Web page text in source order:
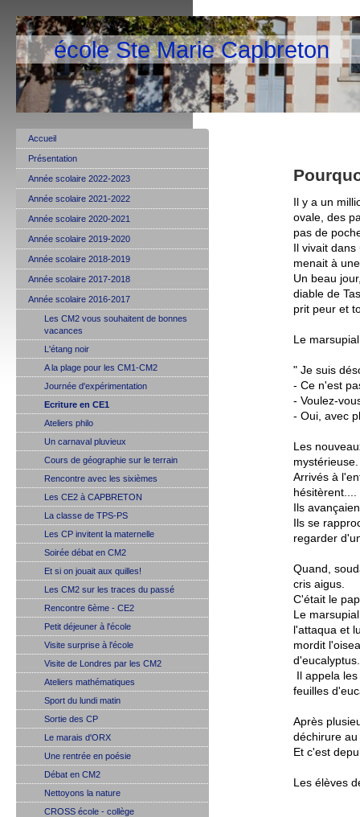
école Ste Marie Capbreton
Il y a un
ovale, des
pas de
Il vivait
menait à
Un beau
diable de
prit peur et
Le
" Je suis
- Ce n'est
- Voulez-
- Oui, avec
Les
mystérieuse.
Arrivés à
Ils
Ils se
regarder
Quand,
cris aigus.
C'était le
Le
l'attaqua et
mordit
d'eucalyptus.
Il appela
feuilles
Après
déchirure
Et c'est
Les élèves
Accueil
Présentation
Année scolaire 2022-2023
Année scolaire 2021-2022
Année scolaire 2020-2021
Année scolaire 2019-2020
Année scolaire 2018-2019
Année scolaire 2017-2018
Année scolaire 2016-2017
Les CM2 vous souhaitent de bonnes
vacances
L'étang noir
A la plage pour les CM1-CM2
Journée d'expérimentation
Ecriture en CE1
Ateliers philo
Un carnaval pluvieux
Cours de géographie sur le terrain
Rencontre avec les sixièmes
Les CE2 à CAPBRETON
La classe de TPS-PS
Les CP invitent la maternelle
Soirée débat en CM2
Et si on jouait aux quilles!
Les CM2 sur les traces du passé
Rencontre 6ème - CE2
Petit déjeuner à l'école
Visite surprise à l'école
Visite de Londres par les CM2
Ateliers mathématiques
Sport du lundi matin
Sortie des CP
Le marais d'ORX
Une rentrée en poésie
Débat en CM2
Nettoyons la nature
CROSS école - collège